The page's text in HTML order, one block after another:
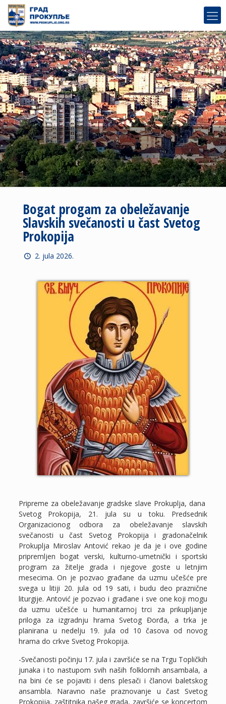
Bogat progam za obeležavanje
Slavskih svečanosti u čast Svetog
Prokopija
2. jula 2026.
Pripreme za obeležavanje gradske slave Prokuplja, dana
Svetog Prokopija, 21. jula su u toku. Predsednik
Organizacionog odbora za obeležavanje slavskih
svečanosti u čast Svetog Prokopija i gradonačelnik
Prokuplja Miroslav Antović rekao je da je i ove godine
pripremljen bogat verski, kulturno-umetnički i sportski
program za žitelje grada i njegove goste u letnjim
mesecima. On je pozvao građane da uzmu učešće pre
svega u litiji 20. jula od 19 sati, i budu deo praznične
liturgije. Antović je pozvao i građane i sve one koji mogu
da uzmu učešće u humanitarnoj trci za prikupljanje
priloga za izgradnju hrama Svetog Đorđa, a trka je
planirana u nedelju 19. jula od 10 časova od novog
hrama do crkve Svetog Prokopija.
-Svečanosti počinju 17. jula i završiće se na Trgu Topličkih
junaka i to nastupom svih naših folklornih ansambala, a
na bini će se pojaviti i dens plesači i članovi baletskog
ansambla. Naravno naše praznovanje u čast Svetog
Prokopija, zaštitnika našeg grada, završiće se koncertom